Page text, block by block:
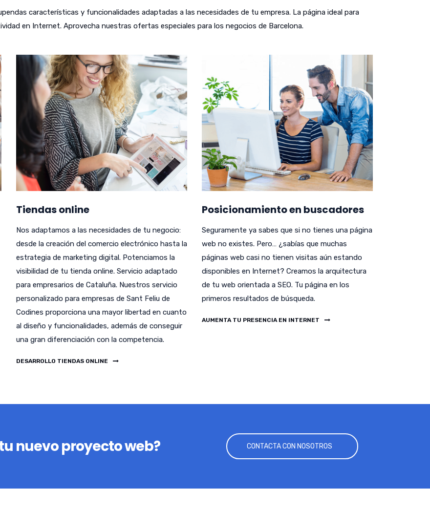
características y funcionalidades adaptadas a las necesidades de tu empresa. La página ideal para
en Internet. Aprovecha nuestras ofertas especiales para los negocios de Barcelona.
Tiendas online
Nos adaptamos a las necesidades de tu negocio:
desde la creación del comercio electrónico hasta la
estrategia de marketing digital. Potenciamos la
visibilidad de tu tienda online. Servicio adaptado
para empresarios de Cataluña. Nuestros servicio
personalizado para empresas de Sant Feliu de
Codines proporciona una mayor libertad en cuanto
al diseño y funcionalidades, además de conseguir
una gran diferenciación con la competencia.
DESARROLLO TIENDAS ONLINE
Posicionamiento en buscadores
Seguramente ya sabes que si no tienes una página
web no existes. Pero… ¿sabías que muchas
páginas web casi no tienen visitas aún estando
disponibles en Internet? Creamos la arquitectura
de tu web orientada a SEO. Tu página en los
primeros resultados de búsqueda.
AUMENTA TU PRESENCIA EN INTERNET
nuevo proyecto web? CONTACTA CON NOSOTROS